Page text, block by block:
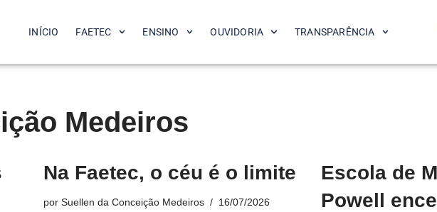
INÍCIO FAETEC ENSINO OUVIDORIA TRANSPARÊNCIA
Medeiros
Na Faetec, o céu é o limite
por Suellen da Conceição Medeiros 16/07/2026
Escola de
Powell